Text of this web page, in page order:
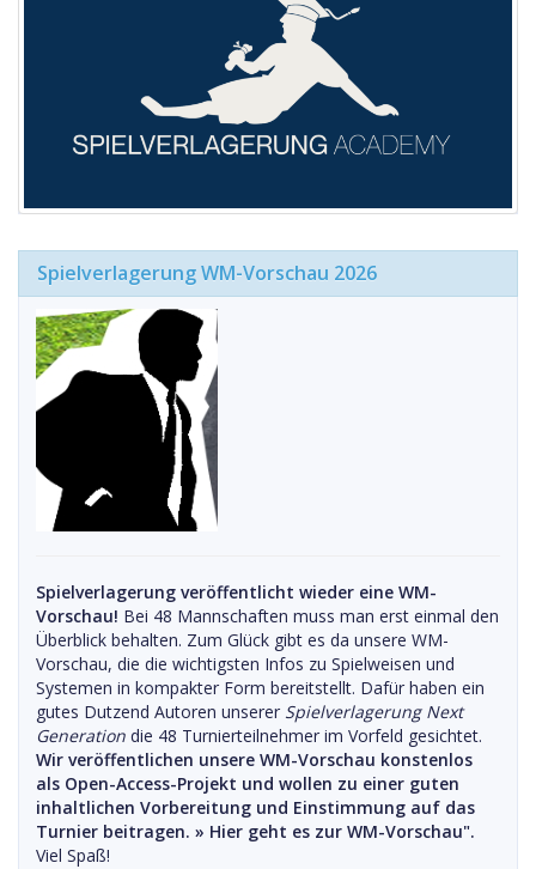
Spielverlagerung WM-Vorschau 2026
Spielverlagerung veröffentlicht wieder eine WM-
Vorschau! Bei 48 Mannschaften muss man erst einmal den
Überblick behalten. Zum Glück gibt es da unsere WM-
Vorschau, die die wichtigsten Infos zu Spielweisen und
Systemen in kompakter Form bereitstellt. Dafür haben ein
gutes Dutzend Autoren unserer Spielverlagerung Next
Generation die 48 Turnierteilnehmer im Vorfeld gesichtet.
Wir veröffentlichen unsere WM-Vorschau konstenlos
als Open-Access-Projekt und wollen zu einer guten
inhaltlichen Vorbereitung und Einstimmung auf das
Turnier beitragen. » Hier geht es zur WM-Vorschau".
Viel Spaß!